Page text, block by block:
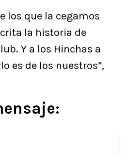
los que la cegamos
la historia de
Y a los Hinchas a
es de los nuestros”,